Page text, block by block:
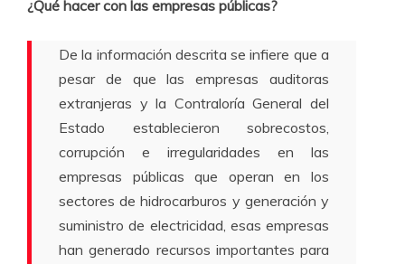
¿Qué hacer con las empresas públicas?
De la información descrita se infiere que a
pesar de que las empresas auditoras
extranjeras y la Contraloría General del
Estado establecieron sobrecostos,
corrupción e irregularidades en las
empresas públicas que operan en los
sectores de hidrocarburos y generación y
suministro de electricidad, esas empresas
han generado recursos importantes para